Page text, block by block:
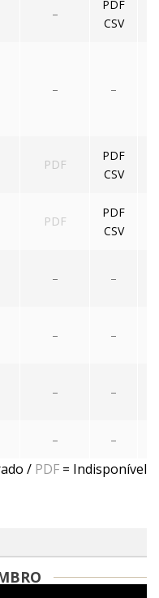
–
PDF
CSV
– –
PDF
PDF
CSV
PDF
PDF
CSV
– –
– –
– –
– –
/ PDF = Indisponível